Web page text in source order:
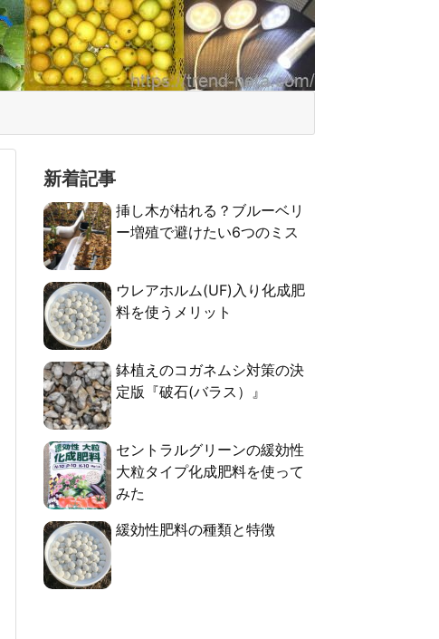
新着記事
挿し木が枯れる？ブルーベリ
ー増殖で避けたい6つのミス
ウレアホルム(UF)入り化成肥
料を使うメリット
鉢植えのコガネムシ対策の決
定版『破石(バラス）』
セントラルグリーンの緩効性
大粒タイプ化成肥料を使って
みた
緩効性肥料の種類と特徴